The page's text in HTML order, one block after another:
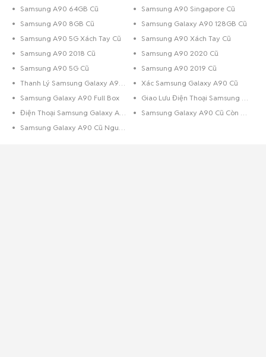
Samsung A90 64GB Cũ
Samsung A90 Singapore Cũ
Samsung A90 8GB Cũ
Samsung Galaxy A90 128GB Cũ
Samsung A90 5G Xách Tay Cũ
Samsung A90 Xách Tay Cũ
Samsung A90 2018 Cũ
Samsung A90 2020 Cũ
Samsung A90 5G Cũ
Samsung A90 2019 Cũ
Thanh Lý Samsung Galaxy A90 Cũ
Xác Samsung Galaxy A90 Cũ
Samsung Galaxy A90 Full Box
Giao Lưu Điện Thoại Samsung Galaxy A90
Điện Thoại Samsung Galaxy A90 Trả Góp
Samsung Galaxy A90 Cũ Còn Bảo Hành
Samsung Galaxy A90 Cũ Nguyên Zin